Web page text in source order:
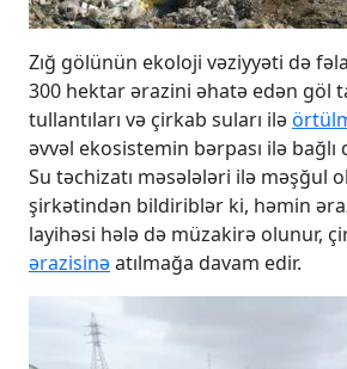
Zığ gölünün ekoloji vəziyyəti də
300 hektar ərazini əhatə edən göl
tullantıları və çirkab suları ilə
əvvəl ekosistemin bərpası ilə
Su təchizatı məsələləri ilə məşğul
şirkətindən bildiriblər ki, həmin
layihəsi hələ də müzakirə olunur,
ərazisinəatılmağa davam edir.